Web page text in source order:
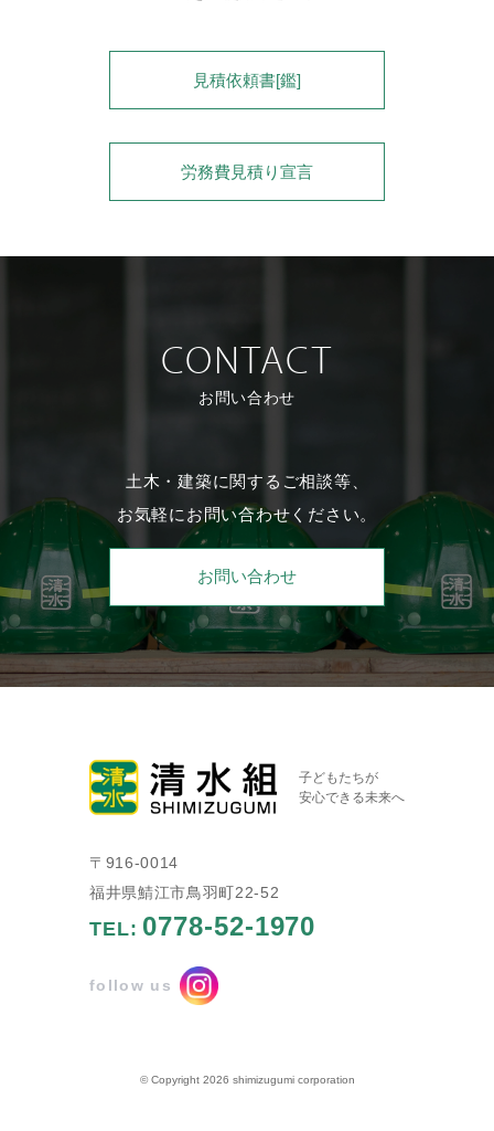
見積依頼書[鑑]
労務費見積り宣言
CONTACT
お問い合わせ
土木・建築に関するご相談等、
お気軽にお問い合わせください。
お問い合わせ
子どもたちが
安心できる未来へ
〒916-0014
福井県鯖江市鳥羽町22-52
TEL: 0778-52-1970
follow us
© Copyright 2026 shimizugumi corporation